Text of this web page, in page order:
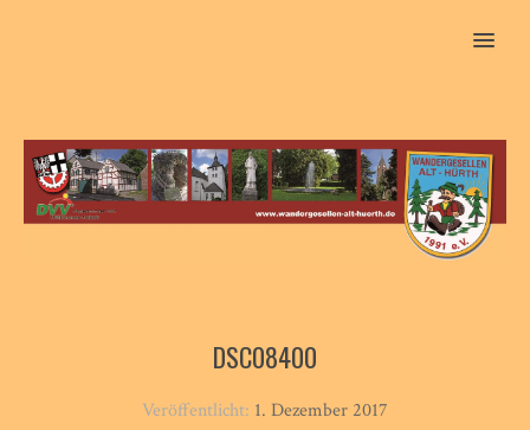
MENU
DSC08400
Veröffentlicht: 1. Dezember 2017